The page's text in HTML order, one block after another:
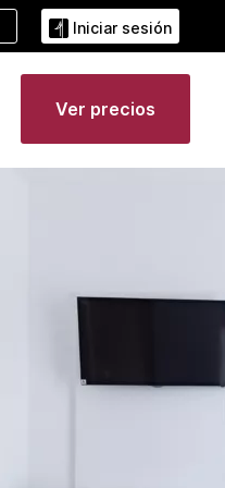
Iniciar sesión
Ver precios